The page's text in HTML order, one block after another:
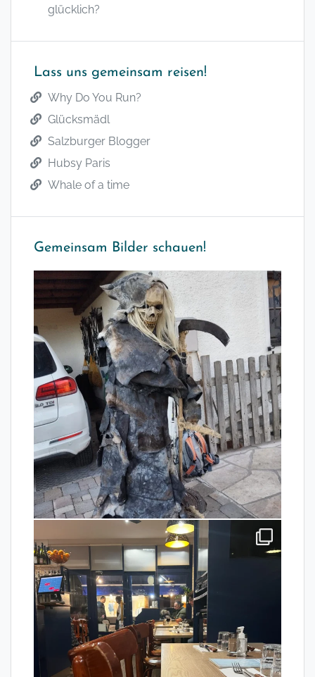
glücklich?
Lass uns gemeinsam reisen!
Why Do You Run?
Glücksmädl
Salzburger Blogger
Hubsy Paris
Whale of a time
Gemeinsam Bilder schauen!